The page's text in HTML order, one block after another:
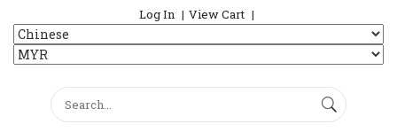
Log In View Cart